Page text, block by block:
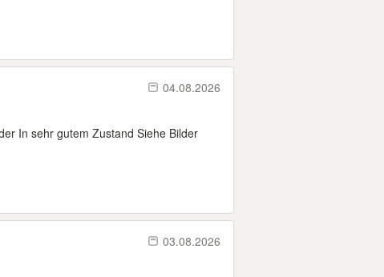
04.08.2026
In sehr gutem Zustand Siehe Bilder
03.08.2026